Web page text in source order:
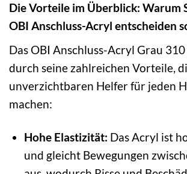
Die Vorteile im Überblick: Warum
OBI Anschluss-Acryl entscheiden
Das OBI Anschluss-Acryl Grau
durch seine zahlreichen Vorteile,
unverzichtbaren Helfer für jeden
machen:
Hohe Elastizität: Das Acryl ist
und gleicht Bewegungen